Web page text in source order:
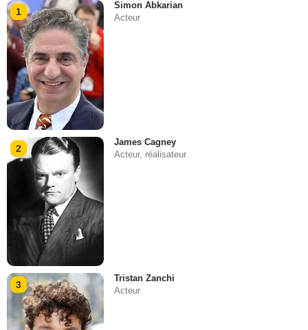
1
Simon Abkarian
Acteur
2
James Cagney
Acteur, réalisateur
3
Tristan Zanchi
Acteur